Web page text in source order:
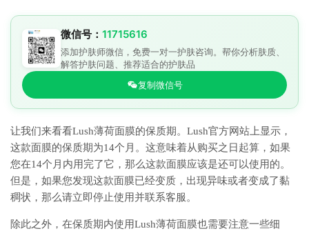
微信号： 11715616
添加护肤师微信，免费一对一护肤咨询。帮你分析肤质、
解答护肤问题、推荐适合的护肤品
复制微信号
让我们来看看Lush薄荷面膜的保质期。Lush官方网站上显示，
这款面膜的保质期为14个月。这意味着从购买之日起算，如果
您在14个月内用完了它，那么这款面膜应该是还可以使用的。
但是，如果您发现这款面膜已经变质，出现异味或者变成了黏
稠状，那么请立即停止使用并联系客服。
除此之外，在保质期内使用Lush薄荷面膜也需要注意一些细